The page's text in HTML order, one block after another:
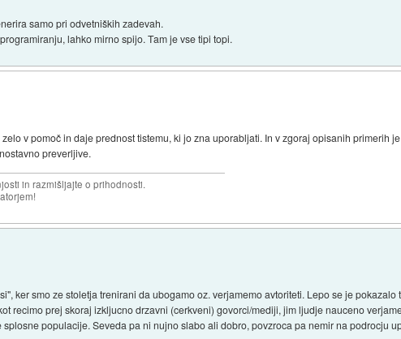
samo pri odvetniških zadevah.
lahko mirno spijo. Tam je vse tipi topi.
v pomoč in daje prednost tistemu, ki jo zna uporabljati. In v zgoraj opisanih primerih
preverljive.
in razmišljajte o prihodnosti.
ker smo ze stoletja trenirani da ubogamo oz. verjamemo avtoriteti. Lepo se je
recimo prej skoraj izkljucno drzavni (cerkveni) govorci/mediji, jim ljudje nauceno
populacije. Seveda pa ni nujno slabo ali dobro, povzroca pa nemir na podrocju